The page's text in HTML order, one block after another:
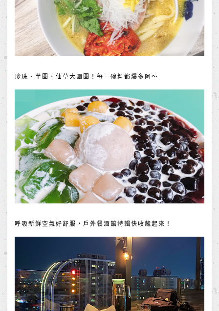
珍珠、芋圓、仙草大團圓！每一碗料都爆多阿～
呼吸新鮮空氣好舒服，戶外餐酒館特輯快收藏起來！